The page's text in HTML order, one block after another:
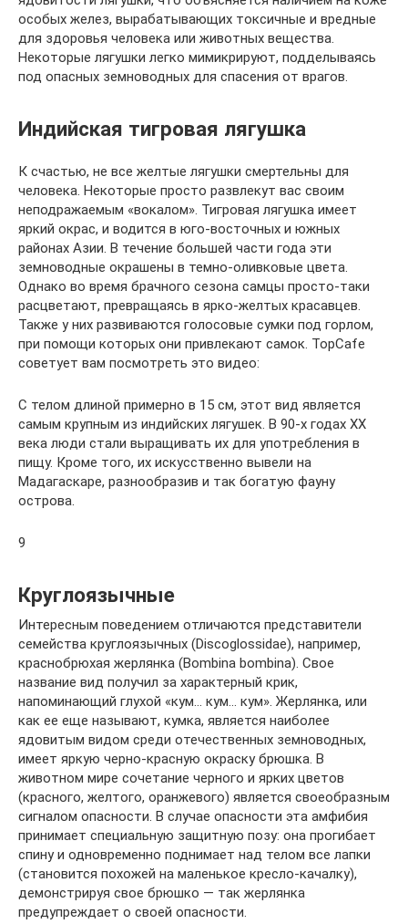
особых желез, вырабатывающих токсичные и вредные
для здоровья человека или животных вещества.
Некоторые лягушки легко мимикрируют, подделываясь
под опасных земноводных для спасения от врагов.
Индийская тигровая лягушка
К счастью, не все желтые лягушки смертельны для
человека. Некоторые просто развлекут вас своим
неподражаемым «вокалом». Тигровая лягушка имеет
яркий окрас, и водится в юго-восточных и южных
районах Азии. В течение большей части года эти
земноводные окрашены в темно-оливковые цвета.
Однако во время брачного сезона самцы просто-таки
расцветают, превращаясь в ярко-желтых красавцев.
Также у них развиваются голосовые сумки под горлом,
при помощи которых они привлекают самок. TopCafe
советует вам посмотреть это видео:
С телом длиной примерно в 15 см, этот вид является
самым крупным из индийских лягушек. В 90-х годах XX
века люди стали выращивать их для употребления в
пищу. Кроме того, их искусственно вывели на
Мадагаскаре, разнообразив и так богатую фауну
острова.
9
Круглоязычные
Интересным поведением отличаются представители
семейства круглоязычных (Discoglossidae), например,
краснобрюхая жерлянка (Bombina bombina). Свое
название вид получил за характерный крик,
напоминающий глухой «кум… кум… кум». Жерлянка, или
как ее еще называют, кумка, является наиболее
ядовитым видом среди отечественных земноводных,
имеет яркую черно-красную окраску брюшка. В
животном мире сочетание черного и ярких цветов
(красного, желтого, оранжевого) является своеобразным
сигналом опасности. В случае опасности эта амфибия
принимает специальную защитную позу: она прогибает
спину и одновременно поднимает над телом все лапки
(становится похожей на маленькое кресло-качалку),
демонстрируя свое брюшко — так жерлянка
предупреждает о своей опасности.